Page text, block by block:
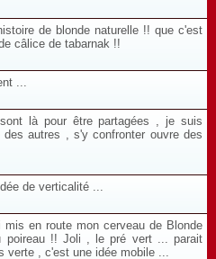
de blonde naturelle !! que c'est
câlice de tabarnak !!
...
là pour être partagées , je suis
autres , s'y confronter ouvre des
de verticalité ...
en route mon cerveau de Blonde
!! Joli , le pré vert ... parait
verte , c'est une idée mobile ...